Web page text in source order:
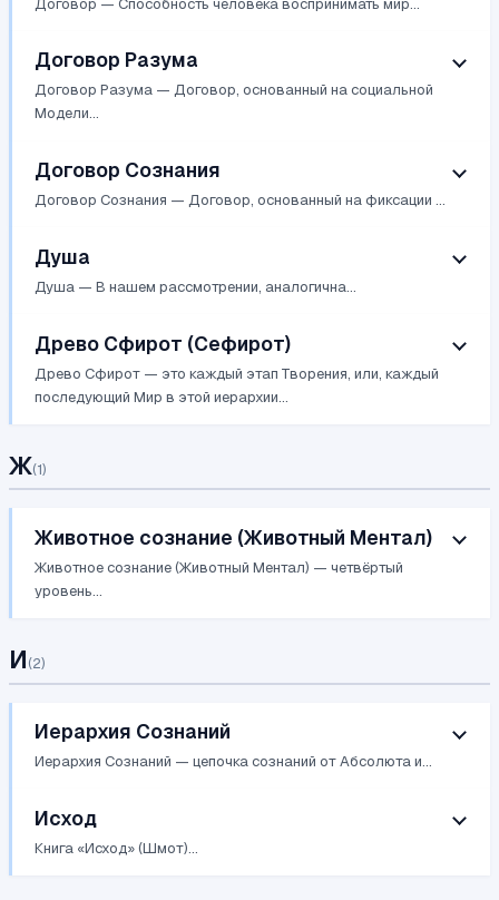
Договор Разума
Договор Разума — Договор, основанный на социальной
Модели...
Договор Сознания
Договор Сознания — Договор, основанный на фиксации ...
Душа
Душа — В нашем рассмотрении, аналогична...
Древо Сфирот (Сефирот)
Древо Сфирот — это каждый этап Творения, или, каждый
последующий Мир в этой иерархии...
Ж(1)
Животное сознание (Животный Ментал)
Животное сознание (Животный Ментал) — четвёртый
уровень...
И(2)
Иерархия Сознаний
Иерархия Сознаний — цепочка сознаний от Абсолюта и...
Исход
Книга «Исход» (Шмот)...